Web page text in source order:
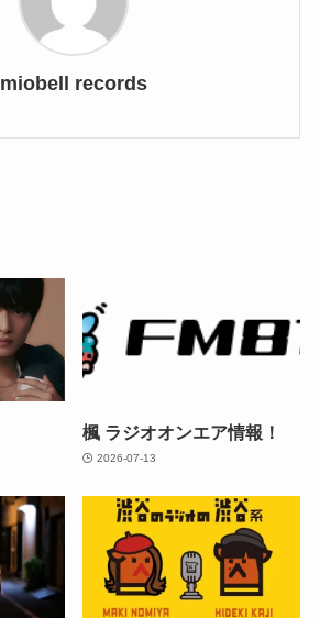
miobell records
楓 ラジオオンエア情報！
2026-07-13